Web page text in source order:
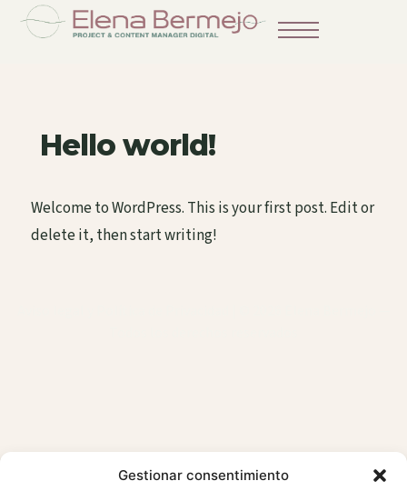
Gestionar consentimiento
Hello world!
Welcome to WordPress. This is your first post. Edit or
delete it, then start writing!